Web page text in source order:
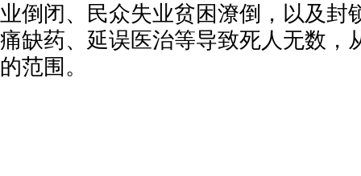
业倒闭、民众失业贫困潦倒，以及封
痛缺药、延误医治等导致死人无数，
的范围。